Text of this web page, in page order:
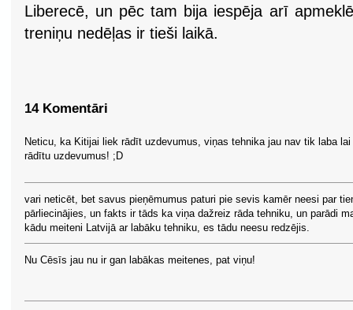
Liberecē, un pēc tam bija iespēja arī
treniņu nedēļas ir tieši laikā.
14 Komentāri
Neticu, ka Kitijai liek rādīt uzdevumus, viņas tehnika jau nav tik laba lai
rādītu uzdevumus! ;D
vari neticēt, bet savus pieņēmumus paturi pie sevis kamēr neesi par
pārliecinājies, un fakts ir tāds ka viņa dažreiz rāda tehniku, un parādi
kādu meiteni Latvijā ar labāku tehniku, es tādu neesu redzējis.
Nu Cēsīs jau nu ir gan labākas meitenes, pat viņu!